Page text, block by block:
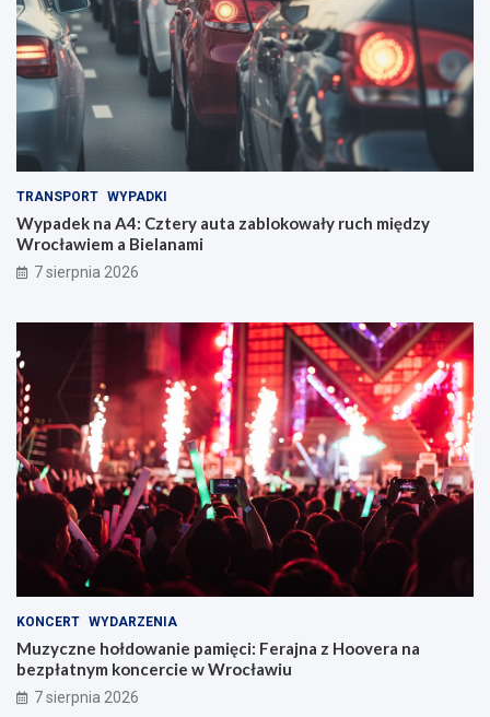
TRANSPORT WYPADKI
Wypadek na A4: Cztery auta zablokowały ruch między
Wrocławiem a Bielanami
7 sierpnia 2026
KONCERT WYDARZENIA
Muzyczne hołdowanie pamięci: Ferajna z Hoovera na
bezpłatnym koncercie w Wrocławiu
7 sierpnia 2026